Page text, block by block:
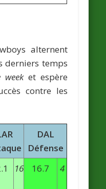
alternent
derniers temps
weeket espère
contre les
DAL
Défense
16 16.7 4